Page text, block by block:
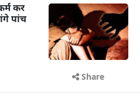
कर
पांच
Share